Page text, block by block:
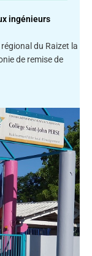
ingénieurs
du Raizet la
de remise de